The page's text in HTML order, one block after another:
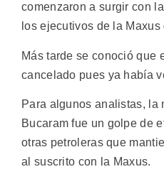
comenzaron a surgir con
los ejecutivos de la
Más tarde se conoció que
cancelado pues ya había
Para algunos analistas, la
Bucaram fue un golpe de
otras petroleras que
al suscrito con la Maxus.